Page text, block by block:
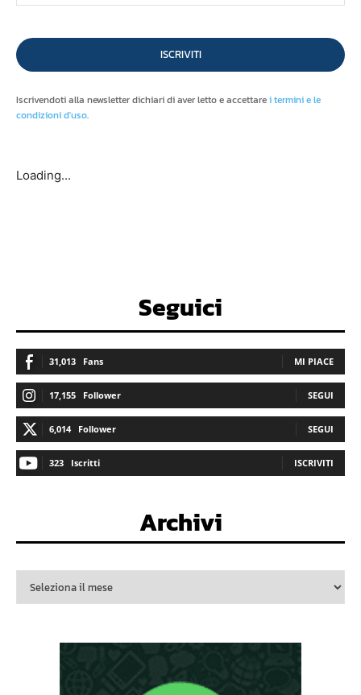
ISCRIVITI
Iscrivendoti alla newsletter dichiari di aver letto e accettarei termini e le
condizioni d'uso.
Loading...
Seguici
31,013 Fans MI PIACE
17,155 Follower SEGUI
6,014 Follower SEGUI
323 Iscritti ISCRIVITI
Archivi